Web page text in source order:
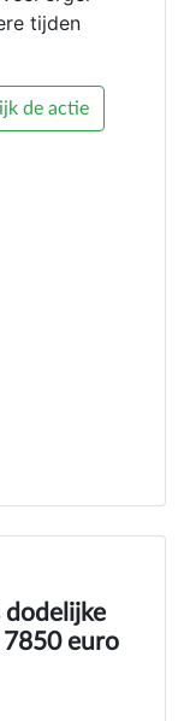
tijden
de actie
dodelijke
euro